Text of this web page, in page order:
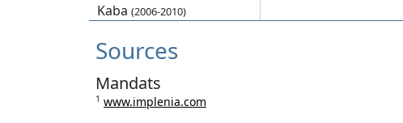
Kaba (2006-2010)
Sources
Mandats
1 www.implenia.com